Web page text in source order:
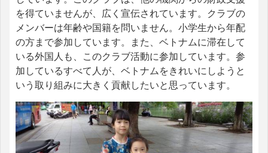
を得ていませんが、広く宣伝されています。クラブの
メンバーは年齢や国籍を問いません。小学生から年配
の方まで参加しています。また、ベトナムに滞在して
いる外国人も、このクラブ活動に参加しています。参
加しているすべて人が、ベトナムをきれいにしようと
いう取り組みに大きく貢献したいと思っています。